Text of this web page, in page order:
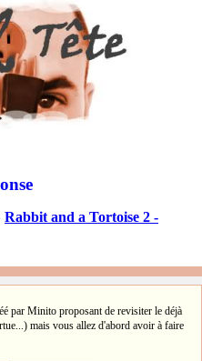
Rabbit and a Tortoise 2 -
par Minito proposant de revisiter le déjà
mais vous allez d'abord avoir à faire